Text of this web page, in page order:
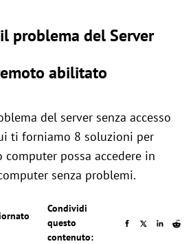
problema del Server
abilitato
del server senza accesso
ti forniamo 8 soluzioni per
possa accedere in
senza problemi.
Condividi
questo
contenuto: